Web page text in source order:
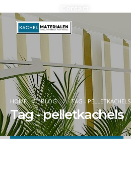
HOME BLOG TAG - PELLETKACHELS
Tag - pelletkachels